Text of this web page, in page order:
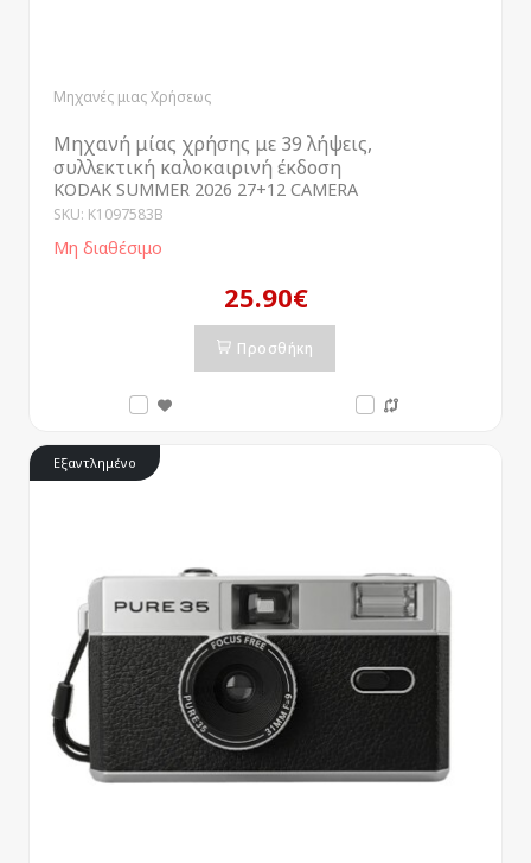
Μηχανές μιας Χρήσεως
Μηχανή μίας χρήσης με 39 λήψεις,
συλλεκτική καλοκαιρινή έκδοση
KODAK SUMMER 2026 27+12 CAMERA
SKU: K1097583B
Μη διαθέσιμο
25.90€
Προσθήκη
Εξαντλημένο